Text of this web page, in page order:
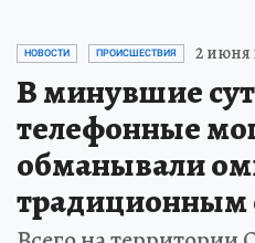
НОВОСТИ ПРОИСШЕСТВИЯ 2 июня
В минувшие
телефонные
обманывали
традиционным